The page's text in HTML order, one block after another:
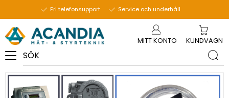
Fri telefonsupport Service och underhåll
MITT KONTO KUNDVAGN